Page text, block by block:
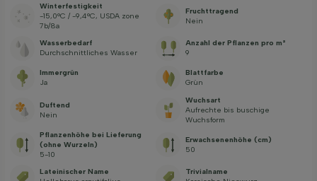
Winterfestigkeit
-15,0°C / -9,4°C, USDA zone
7b/8a
Fruchttragend
Nein
Wasserbedarf
Durchschnittliches Wasser
Anzahl der Pflanzen pro m²
9
Immergrün
Ja
Blattfarbe
Grün
Duftend
Nein
Wuchsart
Aufrechte bis buschige
Wuchsform
Pflanzenhöhe bei Lieferung
(ohne Wurzeln)
5-10
Erwachsenenhöhe (cm)
50
Lateinischer Name
Trivialname